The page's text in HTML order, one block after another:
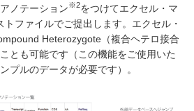
ノテーション※2をつけてエクセル・マ
トファイルでご提出します。エクセル・
Heterozygote（複合ヘテロ接合
とも可能です（この機能をご使用いた
プルのデータが必要です）。